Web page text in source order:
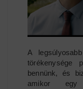
A
törékenysége
bennünk, és
amikor egy